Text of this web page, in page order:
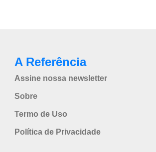
A Referência
Assine nossa newsletter
Sobre
Termo de Uso
Política de Privacidade